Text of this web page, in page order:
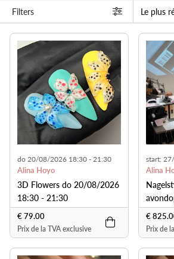
Filters
do 20/08/2026 18:30 - 21:30
Alina Hoyo
3D Flowers do 20/08/2026
18:30 - 21:30
€ 79.00
Prix de la TVA exclusive
start:
Alina
€
Prix de